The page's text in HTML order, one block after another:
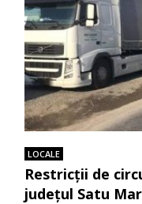
LOCALE
Restricții de
județul Satu